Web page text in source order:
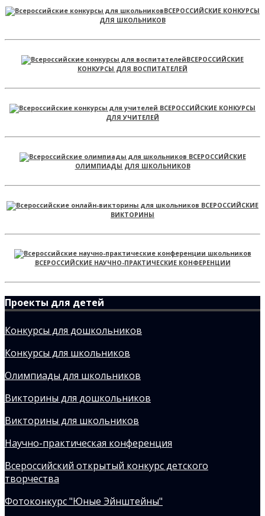
ВСЕРОССИЙСКИЕ КОНКУРСЫ
ДЛЯ ШКОЛЬНИКОВ
ВСЕРОССИЙСКИЕ
КОНКУРСЫ ДЛЯ ВОСПИТАТЕЛЕЙ
ВСЕРОССИЙСКИЕ КОНКУРСЫ
ДЛЯ УЧИТЕЛЕЙ
ВСЕРОССИЙСКИЕ
ОЛИМПИАДЫ ДЛЯ ШКОЛЬНИКОВ
ВСЕРОССИЙСКИЕ
ВИКТОРИНЫ
ВСЕРОССИЙСКИЕ НАУЧНО-ПРАКТИЧЕСКИЕ КОНФЕРЕНЦИИ
Проекты для детей
Конкурсы для дошкольников
Конкурсы для школьников
Олимпиады для школьников
Викторины для дошкольников
Викторины для школьников
Научно-практическая конференция
Всероссийский открытый конкурс детского
творчества
Фотоконкурс "Юные Эйнштейны"